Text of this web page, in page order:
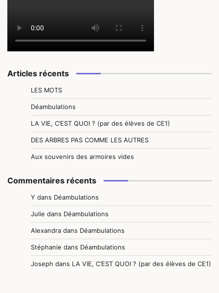
Articles récents
LES MOTS
Déambulations
LA VIE, C’EST QUOI ? (par des élèves de CE1)
DES ARBRES PAS COMME LES AUTRES
Aux souvenirs des armoires vides
Commentaires récents
Y dans Déambulations
Julie dans Déambulations
Alexandra dans Déambulations
Stéphanie dans Déambulations
Joseph dans LA VIE, C’EST QUOI ? (par des élèves de CE1)